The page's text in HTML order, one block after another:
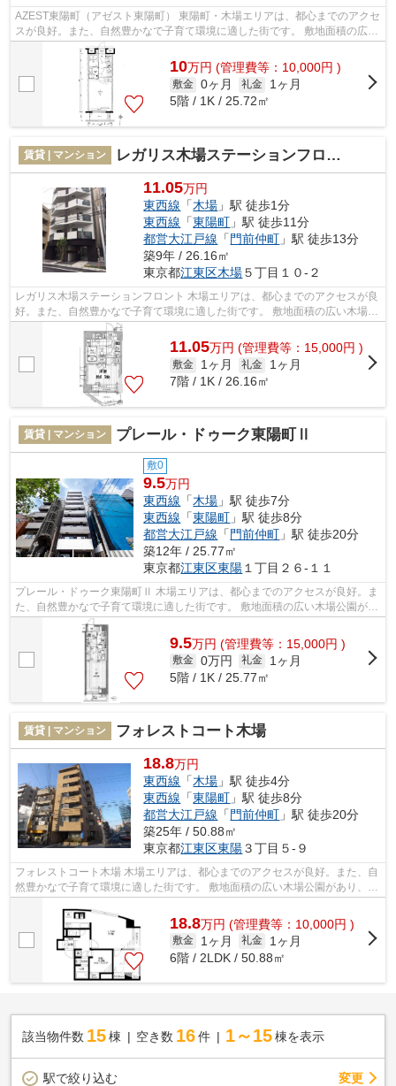
AZEST東陽町（アゼスト東陽町） 東陽町・木場エリアは、都心までのアクセ
スが良好。また、自然豊かなで子育て環境に適した街です。 敷地面積の広い
木場公園があり、季節ごとに自然を...
10万円 (管理費等：10,000円 )
敷金 0ヶ月 礼金
1ヶ月
5階 / 1K / 25.72㎡
賃貸 | マンション レガリス木場ステーションフロント
11.05万円
東西線 「木場 」駅 徒歩1分
東西線 「東陽町 」駅 徒歩11分
都営大江戸線 「 門前仲町 」駅 徒歩13分
築9年 / 26.16㎡
東京都江東区木場５丁目１０-２
レガリス木場ステーションフロント 木場エリアは、都心までのアクセスが良
好。また、自然豊かなで子育て環境に適した街です。 敷地面積の広い木場公
園があり、季節ごとに自然を感じら...
11.05万円 (管理費等：15,000円 )
敷金 1ヶ月 礼金
1ヶ月
7階 / 1K / 26.16㎡
賃貸 | マンション プレール・ドゥーク東陽町Ⅱ
敷0
9.5万円
東西線 「木場 」駅 徒歩7分
東西線 「東陽町 」駅 徒歩8分
都営大江戸線 「 門前仲町 」駅 徒歩20分
築12年 / 25.77㎡
東京都江東区東陽１丁目２６-１１
プレール・ドゥーク東陽町Ⅱ 木場エリアは、都心までのアクセスが良好。ま
た、自然豊かなで子育て環境に適した街です。 敷地面積の広い木場公園があ
り、季節ごとに自然を感じられるの...
9.5万円 (管理費等：15,000円 )
敷金 0万円 礼金
1ヶ月
5階 / 1K / 25.77㎡
賃貸 | マンション フォレストコート木場
18.8万円
東西線 「木場 」駅 徒歩4分
東西線 「東陽町 」駅 徒歩8分
都営大江戸線 「 門前仲町 」駅 徒歩20分
築25年 / 50.88㎡
東京都江東区東陽３丁目５-９
フォレストコート木場 木場エリアは、都心までのアクセスが良好。また、自
然豊かなで子育て環境に適した街です。 敷地面積の広い木場公園があり、季
18.8万円 (管理費等：10,000円 )
敷金 1ヶ月 礼金
1ヶ月
6階 / 2LDK / 50.88㎡
該当物件数 15棟 空き数 16 件 1～15 棟を表示
駅で絞り込む 変更